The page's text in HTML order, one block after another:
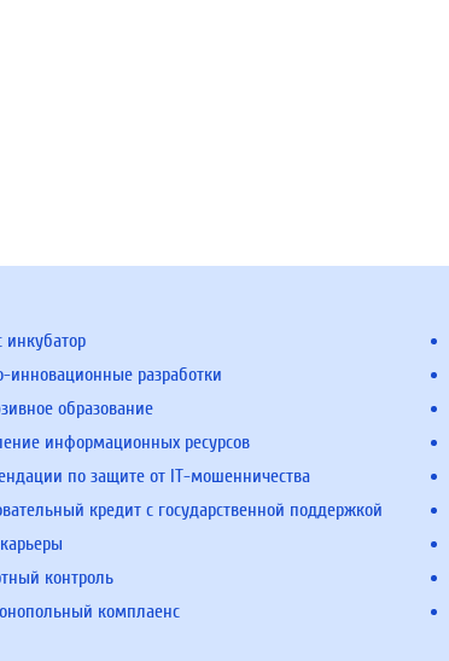
инкубатор
инновационные разработки
образование
информационных ресурсов
по защите от IT-мошенничества
кредит с государственной поддержкой
контроль
комплаенс